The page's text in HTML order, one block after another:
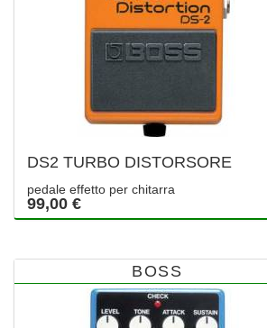
DS2 TURBO DISTORSORE
pedale effetto per chitarra
99,00 €
BOSS